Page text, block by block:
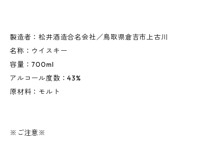
製造者：松井酒造合名会社／鳥取県倉吉市上古川
名称：ウイスキー
容量：700ml
アルコール度数：43%
原材料：モルト
※ご注意※